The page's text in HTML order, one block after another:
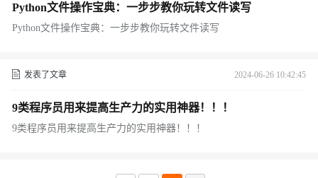
Python文件操作宝典：一步步教你玩转文件读写
Python文件操作宝典：一步步教你玩转文件读写
发表了文章 2024-06-26 10:42:45
9类程序员用来提高生产力的实用神器！！！
9类程序员用来提高生产力的实用神器！！！